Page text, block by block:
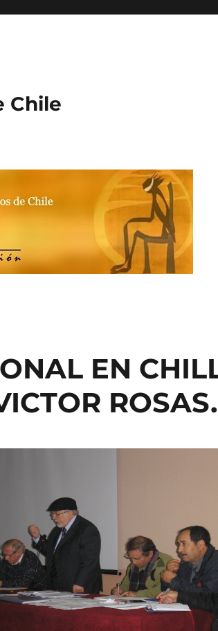
Chile
EN
ROSAS.